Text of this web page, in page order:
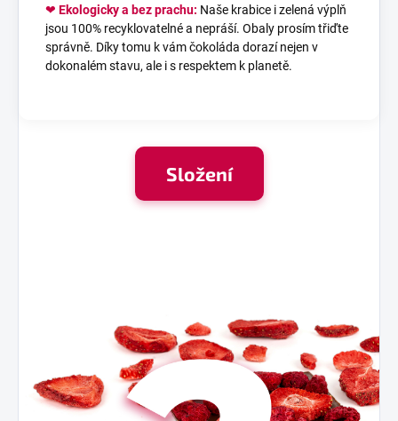
❤ Ekologicky a bez prachu: Naše krabice i zelená výplň
jsou 100% recyklovatelné a nepráší. Obaly prosím třiďte
správně. Díky tomu k vám čokoláda dorazí nejen v
dokonalém stavu, ale i s respektem k planetě.
Složení